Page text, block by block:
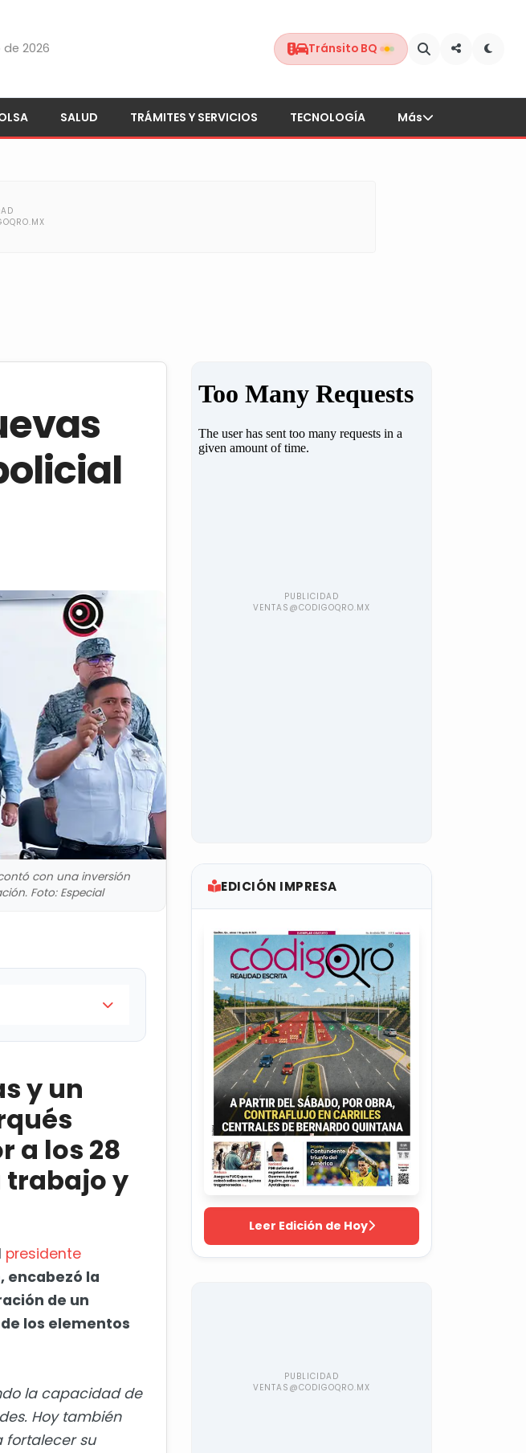
2026 Tránsito BQ
SALUD TRÁMITES Y SERVICIOS TECNOLOGÍA Más
con una inversión
Foto: Especial
y un
a los 28
trabajo y
presidente
encabezó la
de un
los elementos
la capacidad de
Hoy también
fortalecer su
EDICIÓN IMPRESA
Leer Edición de Hoy